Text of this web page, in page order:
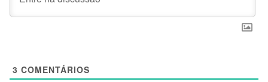
3 COMENTÁRIOS